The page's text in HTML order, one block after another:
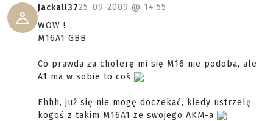
Jackall3725-09-2009 @ 14:55
WOW !
M16A1 GBB
Co prawda za cholerę mi się M16 nie podoba, ale
A1 ma w sobie to coś
Ehhh, już się nie mogę doczekać, kiedy ustrzelę
kogoś z takim M16A1 ze swojego AKM-a